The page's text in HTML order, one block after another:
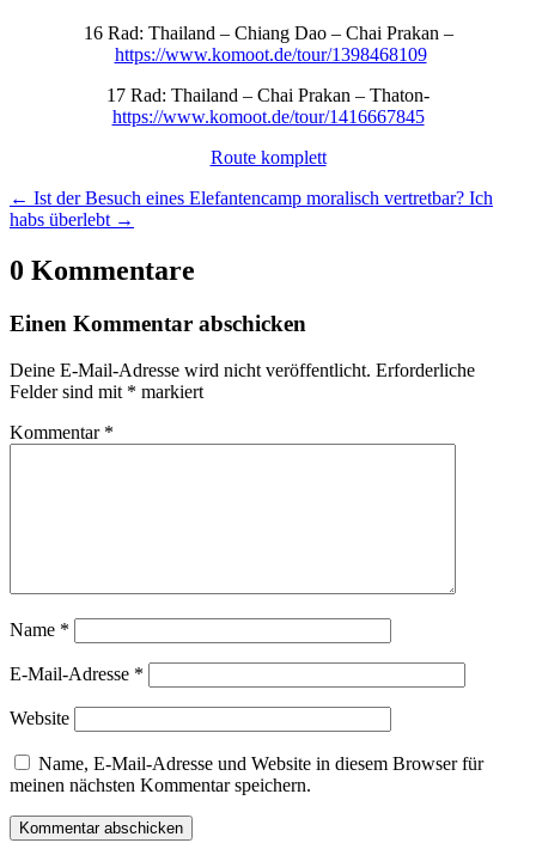
16 Rad: Thailand – Chiang Dao – Chai Prakan –
https://www.komoot.de/tour/1398468109
17 Rad: Thailand – Chai Prakan – Thaton-
https://www.komoot.de/tour/1416667845
Route komplett
← Ist der Besuch eines Elefantencamp moralisch vertretbar? Ich
habs überlebt →
0 Kommentare
Einen Kommentar abschicken
Deine E-Mail-Adresse wird nicht veröffentlicht. Erforderliche
Felder sind mit * markiert
Kommentar *
Name *
E-Mail-Adresse *
Website
Name, E-Mail-Adresse und Website in diesem Browser für
meinen nächsten Kommentar speichern.
Kommentar abschicken